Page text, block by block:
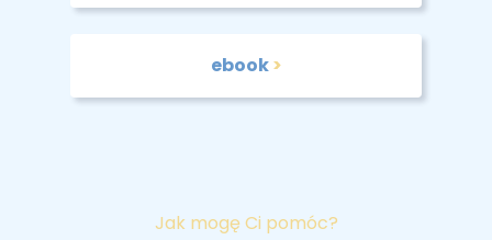
ebook>
Jak mogę Ci pomóc?